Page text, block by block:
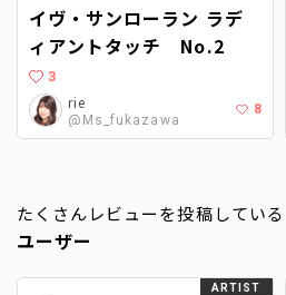
イヴ・サンローラン ラデ
ィアントタッチ No.2
3
rie
@Ms_fukazawa
8
たくさんレビューを投稿している
ユーザー
ARTIST